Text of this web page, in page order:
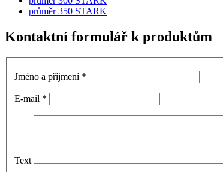
průměr 350 STARK
Kontaktní formulář k produktům
Jméno a příjmení *
E-mail *
Text